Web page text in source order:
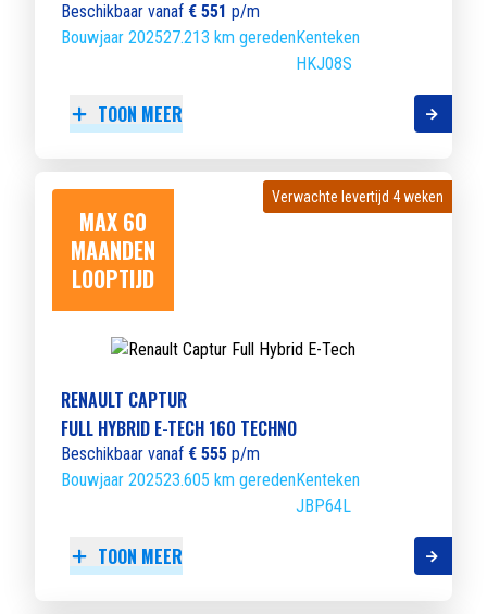
Beschikbaar vanaf € 551 p/m
Bouwjaar 202527.213 km geredenKenteken
HKJ08S
TOON MEER
MAX 60
MAANDEN
LOOPTIJD
Verwachte levertijd 4 weken
Verwachte levertijd 4 weken
RENAULT CAPTUR
FULL HYBRID E-TECH 160 TECHNO
Beschikbaar vanaf € 555 p/m
Bouwjaar 202523.605 km geredenKenteken
JBP64L
TOON MEER